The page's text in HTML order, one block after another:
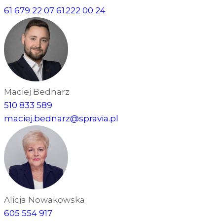
ww. celach oraz mogą być również przetwarzane przez
Partnerów Spravia Sp. z o.o. W związku z powyższym
użytkownik ma prawo do dostępu do swoich danych
osobowych, ich sprostowania, usunięcia, ograniczenia
przetwarzania, wniesienia sprzeciwu wobec przetwarzania,
a także prawo do wniesienia skargi do Prezesa Urzędu
plikach cookie wykorzystywanych w Serwisie oraz inne
informacje dotyczące prywatności związane z
korzystaniem z Serwisu dostępne są w
prywatności – pliki cookie
Wybierając opcję „Zgadzam się” wyrażasz zgodę na
wykorzystywanie w Serwisie wszystkich plików cookie
przez Spravia Sp. z o.o. oraz jej Partnerów we
dobrowolne. Możesz wycofać zgodę i dokonać zmiany
ustawień dotyczących plików cookie w każdej chwili za
61 679 22 07 61 222 00 24
Maciej Bednarz
510 833 589
maciej.bednarz@spravia.pl
Alicja Nowakowska
605 554 917